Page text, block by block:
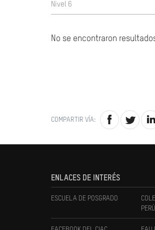
Nivel 6
No se encontraron
COMPARTIR VÍA:
ENLACES DE INTERÉS
ESCUELA DE POSGRADO
PERÚ